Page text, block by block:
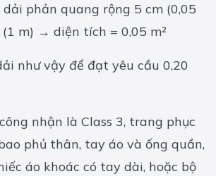
dải phản quang rộng 5 cm (0,05
(1 m) → diện tích = 0,05 m²
như vậy để đạt yêu cầu 0,20
nhận là Class 3, trang phục
phủ thân, tay áo và ống quần,
áo khoác có tay dài, hoặc bộ